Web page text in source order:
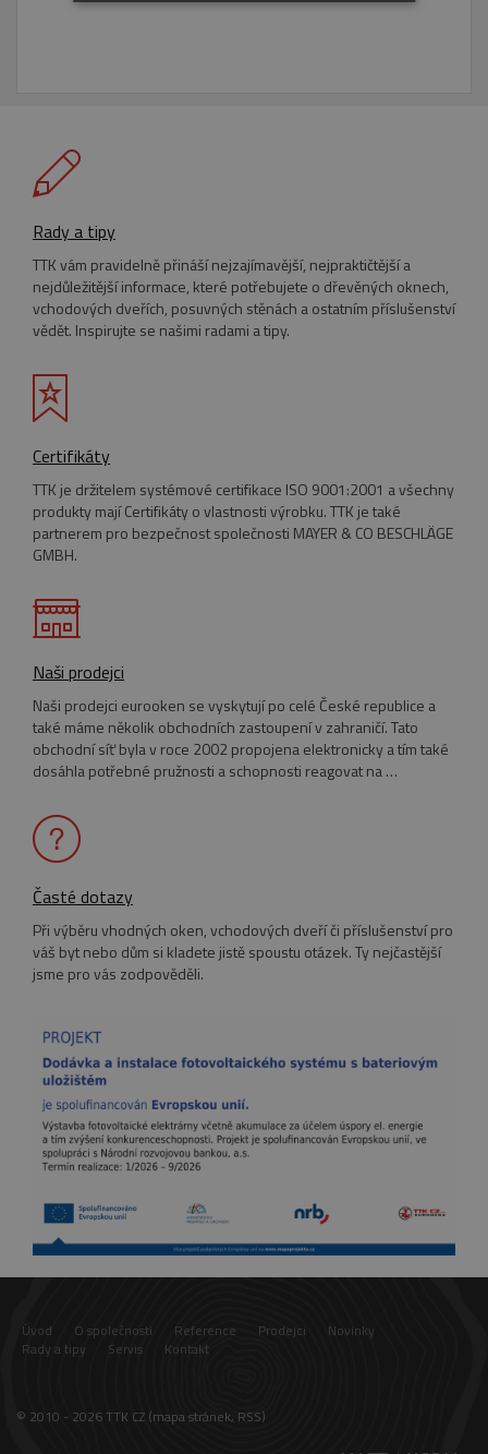
Rady a tipy
TTK vám pravidelně přináší nejzajímavější, nejpraktičtější a
nejdůležitější informace, které potřebujete o dřevěných oknech,
vchodových dveřích, posuvných stěnách a ostatním příslušenství
vědět. Inspirujte se našimi radami a tipy.
Certifikáty
TTK je držitelem systémové certifikace ISO 9001:2001 a všechny
produkty mají Certifikáty o vlastnosti výrobku. TTK je také
partnerem pro bezpečnost společnosti MAYER & CO BESCHLÄGE
GMBH.
Naši prodejci
Naši prodejci eurooken se vyskytují po celé České republice a
také máme několik obchodních zastoupení v zahraničí. Tato
obchodní síť byla v roce 2002 propojena elektronicky a tím také
dosáhla potřebné pružnosti a schopnosti reagovat na …
Časté dotazy
Při výběru vhodných oken, vchodových dveří či příslušenství pro
váš byt nebo dům si kladete jistě spoustu otázek. Ty nejčastější
jsme pro vás zodpověděli.
Úvod O společnosti Reference Prodejci
Novinky
Rady a tipy
Servis Kontakt
© 2010 - 2026 TTK CZ (mapa stránek, RSS)
NEZBYTNĚ NUTNÉ SOUBORY
Nezbytně nutné soubory
přihlášení uživatele a správa účtu. Webové
cookie správně používat.
Název
Provider / Doména
_GRECAPTCHA
týdny
VISITOR_PRIVACY_METADATA
YouTube